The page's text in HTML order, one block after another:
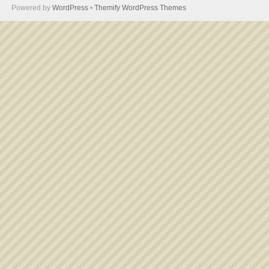
Powered by WordPress • Themify WordPress Themes